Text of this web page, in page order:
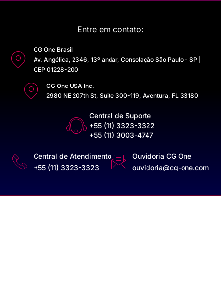
Entre em contato:
CG One Brasil
Av. Angélica, 2346, 13º andar, Consolação São Paulo - SP |
CEP 01228-200
CG One USA Inc.
2980 NE 207th St, Suite 300-119, Aventura, FL 33180
Central de Suporte
+55 (11) 3323-3322
+55 (11) 3003-4747
Central de Atendimento
+55 (11) 3323-3323
Ouvidoria CG One
ouvidoria@cg-one.com